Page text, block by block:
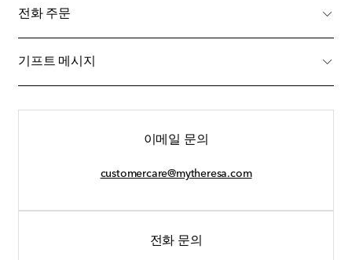
전화 주문
기프트 메시지
이메일 문의
customercare@mytheresa.com
전화 문의